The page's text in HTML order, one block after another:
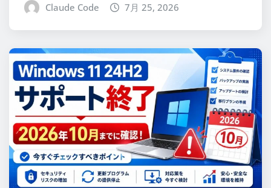
Claude Code 7月 25, 2026